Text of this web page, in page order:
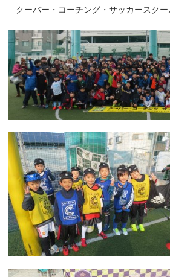
クーバー・コーチング・サッカースク